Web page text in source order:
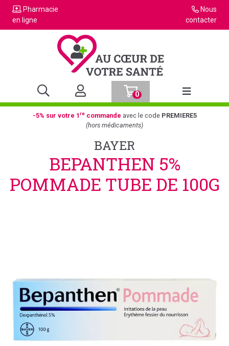
Pharmacie
en ligne
Nous
contacter
0
Afficher la
-5% sur votre 1recommande avec le code PREMIERE5
(hors médicaments)
BAYER
BEPANTHEN 5%
POMMADE TUBE DE 100G